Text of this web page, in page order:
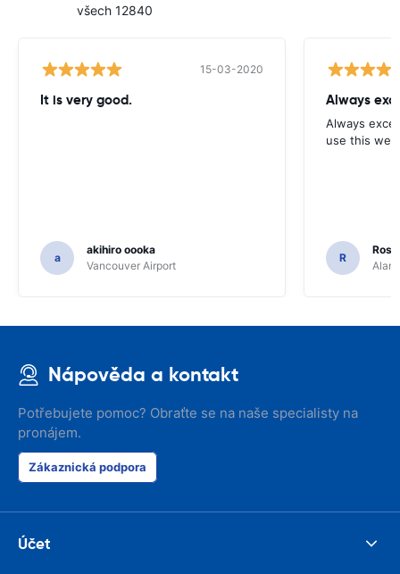
všech 12840
15-03-2020
It is very good.
a
akihiro oooka
Vancouver Airport
Always
Always
use this
R
Nápověda a kontakt
Potřebujete pomoc? Obraťte se na naše specialisty na
pronájem.
Zákaznická podpora
Účet